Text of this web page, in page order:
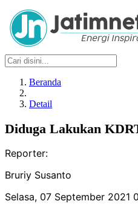
Beranda
Detail
Diduga Lakukan
Reporter:
Bruriy Susanto
Selasa, 07 September 2021